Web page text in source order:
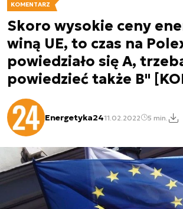
KOMENTARZ
Skoro wysokie ceny
winą UE, to czas na
powiedziało się A,
powiedzieć także B"
Energetyka2411.02.2022 5 min.